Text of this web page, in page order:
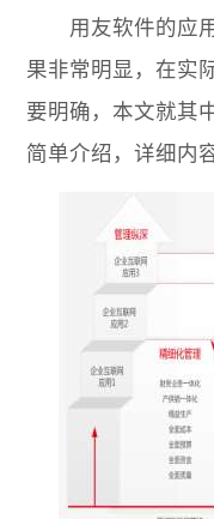
用友软件的应
果非常明显，在实
要明确，本文就其
简单介绍，详细内